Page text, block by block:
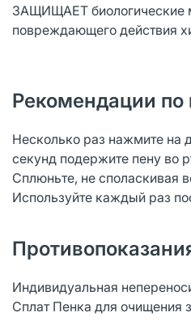
ЗАЩИЩАЕТ биологические
повреждающего действия
Рекомендации
Несколько раз нажмите на
секунд подержите пену во
Сплюньте, не споласкивая
Используйте каждый раз
Индивидуальная
Сплат Пенка для очищения